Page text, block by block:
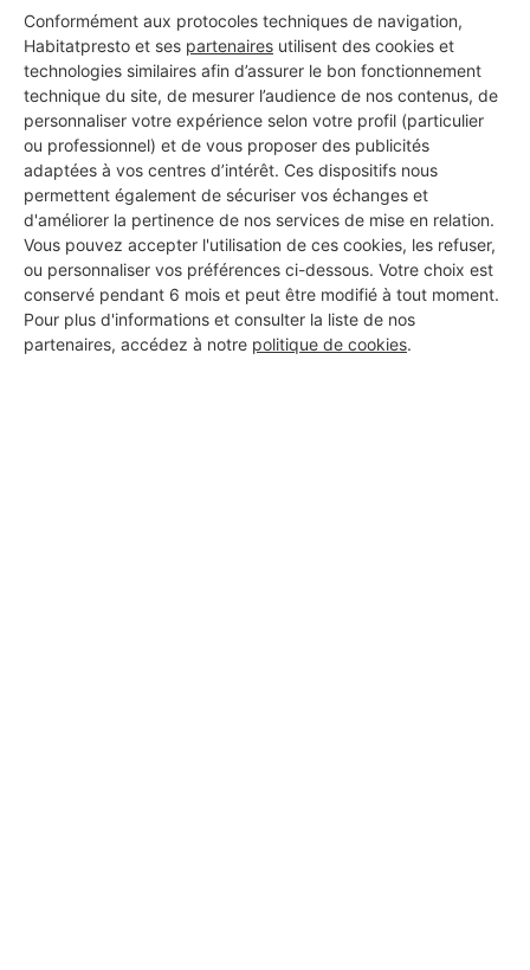
Conformément aux protocoles techniques de navigation,
Habitatpresto et ses partenaires utilisent des cookies et
technologies similaires afin d’assurer le bon fonctionnement
technique du site, de mesurer l’audience de nos contenus, de
personnaliser votre expérience selon votre profil (particulier
ou professionnel) et de vous proposer des publicités
adaptées à vos centres d’intérêt. Ces dispositifs nous
permettent également de sécuriser vos échanges et
d'améliorer la pertinence de nos services de mise en relation.
Vous pouvez accepter l'utilisation de ces cookies, les refuser,
ou personnaliser vos préférences ci-dessous. Votre choix est
conservé pendant 6 mois et peut être modifié à tout moment.
Pour plus d'informations et consulter la liste de nos
partenaires, accédez à notre politique de cookies.
Aucun autre professionnel disponible dans cette zone
géographique.